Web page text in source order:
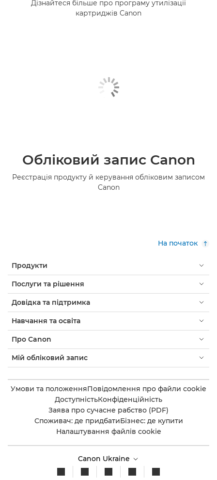
Дізнайтеся більше про програму утилізації
картриджів Canon
Обліковий запис Canon
Реєстрація продукту й керування обліковим записом
Canon
На початок
Продукти
Послуги та рішення
Довідка та підтримка
Навчання та освіта
Про Canon
Мій обліковий запис
Умови та положенняПовідомлення про файли cookie
ДоступністьКонфіденційність
Заява про сучасне рабство (PDF)
Споживач: де придбатиБізнес: де купити
Налаштування файлів cookie
Canon Ukraine